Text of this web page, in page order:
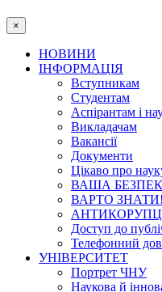
×
НОВИНИ
ІНФОРМАЦІЯ
Вступникам
Студентам
Аспірантам і
Викладачам
Вакансії
Документи
Цікаво про
ВАША
ВАРТО ЗНАТИ!
Доступ до
Телефонний
УНІВЕРСИТЕТ
Портрет ЧНУ
Наукова й